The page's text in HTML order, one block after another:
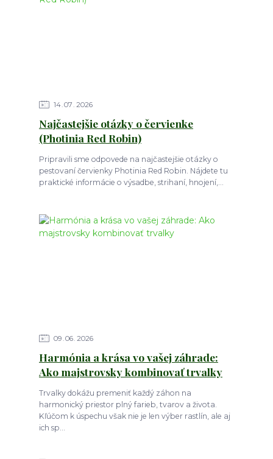
14 07 2026
Najčastejšie otázky o červienke
(Photinia Red Robin)
Pripravili sme odpovede na najčastejšie otázky o
pestovaní červienky Photinia Red Robin. Nájdete tu
praktické informácie o výsadbe, strihaní, hnojení,...
09 06 2026
Harmónia a krása vo vašej záhrade:
Ako majstrovsky kombinovať trvalky
Trvalky dokážu premeniť každý záhon na
harmonický priestor plný farieb, tvarov a života.
Kľúčom k úspechu však nie je len výber rastlín, ale aj
ich sp...